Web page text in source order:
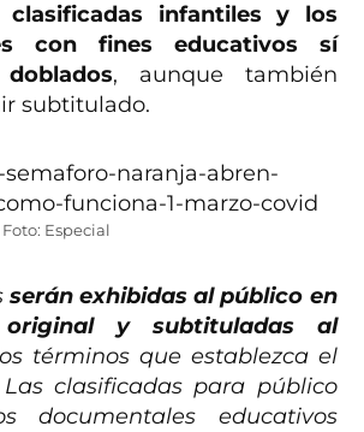
clasificadas infantiles y los
con fines educativos sí
, aunque también
subtitulado.
Especial
serán exhibidas al público en
y subtituladas al
términos que establezca el
clasificadas para público
documentales educativos